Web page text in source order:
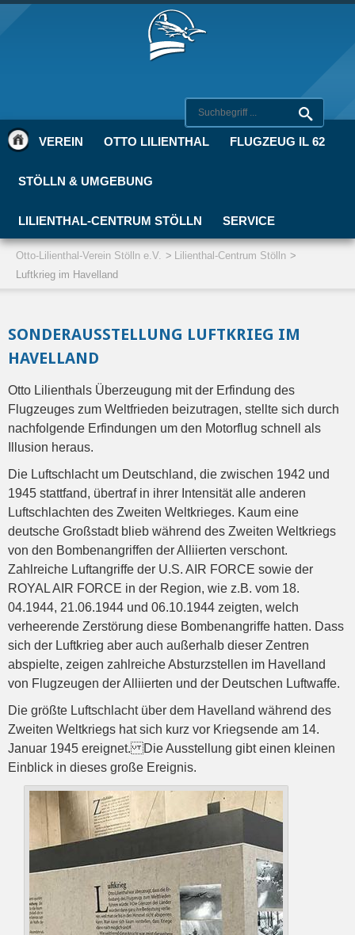
VEREIN OTTO LILIENTHAL FLUGZEUG IL 62
STÖLLN & UMGEBUNG
LILIENTHAL-CENTRUM STÖLLN SERVICE
Otto-Lilienthal-Verein Stölln e.V.
Lilienthal-Centrum Stölln
Luftkrieg im Havelland
SONDERAUSSTELLUNG LUFTKRIEG IM
HAVELLAND
Otto Lilienthals Überzeugung mit der Erfindung des
Flugzeuges zum Weltfrieden beizutragen, stellte sich durch
nachfolgende Erfindungen um den Motorflug schnell als
Illusion heraus.
Die Luftschlacht um Deutschland, die zwischen 1942 und
1945 stattfand, übertraf in ihrer Intensität alle anderen
Luftschlachten des Zweiten Weltkrieges. Kaum eine
deutsche Großstadt blieb während des Zweiten Weltkriegs
von den Bombenangriffen der Alliierten verschont.
Zahlreiche Luftangriffe der U.S. AIR FORCE sowie der
ROYAL AIR FORCE in der Region, wie z.B. vom 18.
04.1944, 21.06.1944 und 06.10.1944 zeigten, welch
verheerende Zerstörung diese Bombenangriffe hatten. Dass
sich der Luftkrieg aber auch außerhalb dieser Zentren
abspielte, zeigen zahlreiche Absturzstellen im Havelland
von Flugzeugen der Alliierten und der Deutschen Luftwaffe.
Die größte Luftschlacht über dem Havelland während des
Zweiten Weltkriegs hat sich kurz vor Kriegsende am 14.
Januar 1945 ereignet. Die Ausstellung gibt einen kleinen
Einblick in dieses große Ereignis.